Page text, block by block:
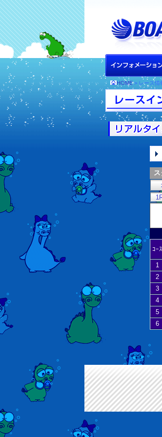
HOME> レース情
ｺｰｽ
1
2
3
4
5
6